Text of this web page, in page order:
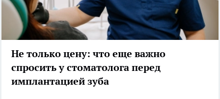
Не только цену: что еще важно
спросить у стоматолога перед
имплантацией зуба